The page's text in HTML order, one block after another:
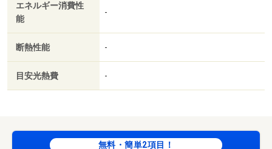
エネルギー消費性
能
-
断熱性能 -
目安光熱費 -
無料・簡単2項目！